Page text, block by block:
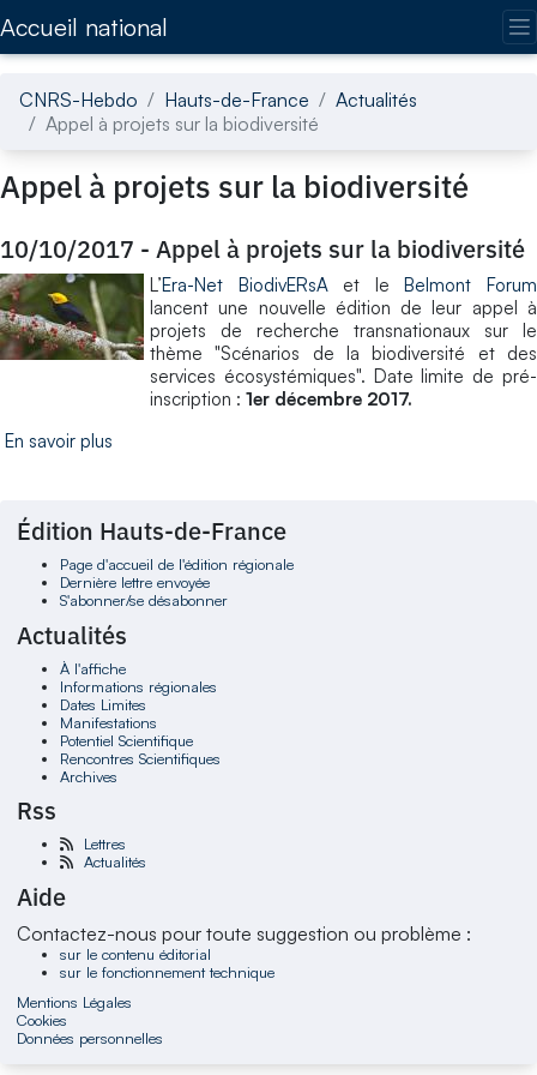
Accueil national
CNRS-Hebdo Hauts-de-France
Actualités
Appel à projets sur la biodiversité
Appel à projets sur la biodiversité
10/10/2017 - Appel à projets sur la biodiversité
L’Era-Net BiodivERsAet leBelmont Forum
lancent une nouvelle édition de leur appel à
projets de recherche transnationaux sur le
thème "Scénarios de la biodiversité et des
services écosystémiques". Date limite de pré-
inscription : 1er décembre 2017.
En savoir plus
Édition Hauts-de-France
Page d'accueil de l'édition régionale
Dernière lettre envoyée
S'abonner/se désabonner
Actualités
À l'affiche
Informations régionales
Dates Limites
Manifestations
Potentiel Scientifique
Rencontres Scientifiques
Archives
Rss
Lettres
Actualités
Aide
Contactez-nous pour toute suggestion ou problème :
sur le contenu éditorial
sur le fonctionnement technique
Mentions Légales
Cookies
Données personnelles